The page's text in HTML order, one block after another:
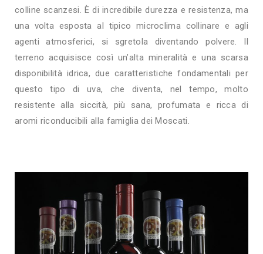
colline scanzesi. È di incredibile durezza e resistenza, ma
una volta esposta al tipico microclima collinare e agli
agenti atmosferici, si sgretola diventando polvere. Il
terreno acquisisce così un’alta mineralità e una scarsa
disponibilità idrica, due caratteristiche fondamentali per
questo tipo di uva, che diventa, nel tempo, molto
resistente alla siccità, più sana, profumata e ricca di
aromi riconducibili alla famiglia dei Moscati.